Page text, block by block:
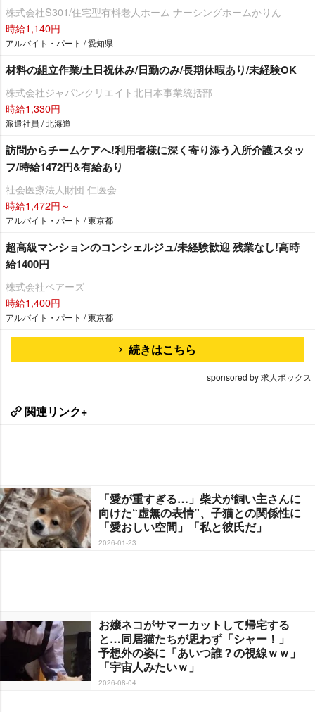
株式会社S301/住宅型有料老人ホーム ナーシングホームかりん
時給1,140円
アルバイト・パート / 愛知県
材料の組立作業/土日祝休み/日勤のみ/長期休暇あり/未経験OK
株式会社ジャパンクリエイト北日本事業統括部
時給1,330円
派遣社員 / 北海道
訪問からチームケアへ!利用者様に深く寄り添う入所介護スタッ
フ/時給1472円&有給あり
社会医療法人財団 仁医会
時給1,472円～
アルバイト・パート / 東京都
超高級マンションのコンシェルジュ/未経験歓迎 残業なし!高時
給1400円
株式会社ベアーズ
時給1,400円
アルバイト・パート / 東京都
続きはこちら
sponsored by 求人ボックス
関連リンク+
「愛が重すぎる…」柴犬が飼い主さんに
向けた“虚無の表情”、子猫との関係性に
「愛おしい空間」「私と彼氏だ」
2026-01-23
お嬢ネコがサマーカットして帰宅する
と…同居猫たちが思わず「シャー！」
予想外の姿に「あいつ誰？の視線ｗｗ」
「宇宙人みたいｗ」
2026-08-04